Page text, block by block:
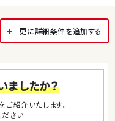
更に詳細条件を追加する
ましたか？
紹介いたします。
ださい